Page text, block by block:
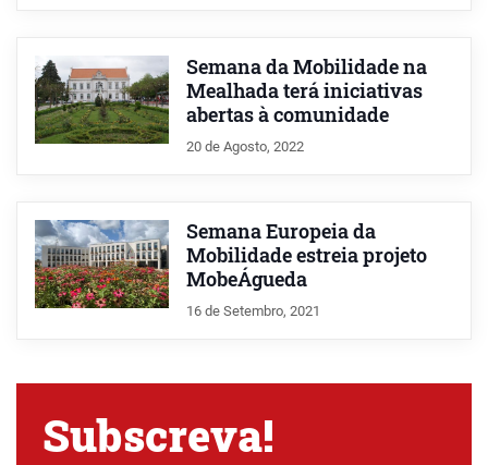
Semana da Mobilidade na
Mealhada terá iniciativas
abertas à comunidade
20 de Agosto, 2022
Semana Europeia da
Mobilidade estreia projeto
MobeÁgueda
16 de Setembro, 2021
Subscreva!